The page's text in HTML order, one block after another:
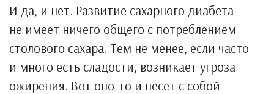
И да, и нет. Развитие сахарного диабета
не имеет ничего общего с потреблением
столового сахара. Тем не менее, если часто
и много есть сладости, возникает угроза
ожирения. Вот оно-то и несет с собой